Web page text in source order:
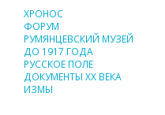
ХРОНОС
ФОРУМ
РУМЯНЦЕВСКИЙ МУЗЕЙ
ДО 1917 ГОДА
РУССКОЕ ПОЛЕ
ДОКУМЕНТЫ XX ВЕКА
ИЗМЫ